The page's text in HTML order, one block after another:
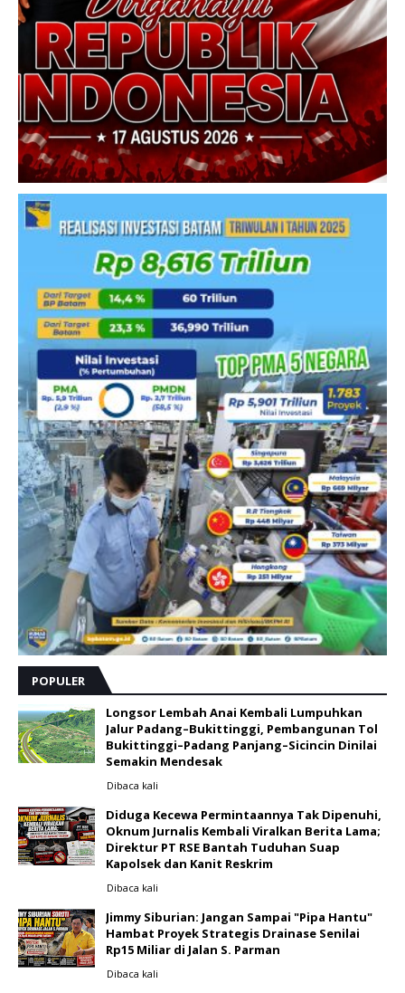
POPULER
Longsor Lembah Anai Kembali Lumpuhkan
Jalur Padang–Bukittinggi, Pembangunan Tol
Bukittinggi–Padang Panjang–Sicincin Dinilai
Semakin Mendesak
Dibaca kali
Diduga Kecewa Permintaannya Tak Dipenuhi,
Oknum Jurnalis Kembali Viralkan Berita Lama;
Direktur PT RSE Bantah Tuduhan Suap
Kapolsek dan Kanit Reskrim
Dibaca kali
Jimmy Siburian: Jangan Sampai "Pipa Hantu"
Hambat Proyek Strategis Drainase Senilai
Rp15 Miliar di Jalan S. Parman
Dibaca kali